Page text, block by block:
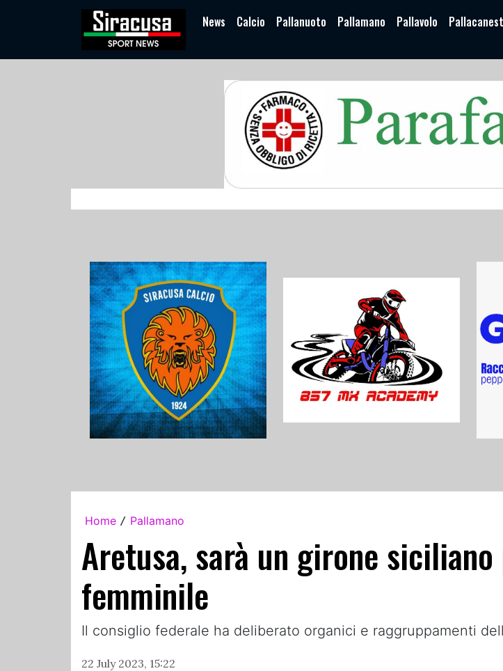
News Calcio Pallanuoto Pallamano Pallavolo
Home / Pallamano
Aretusa, sarà un girone
femminile
Il consiglio federale ha deliberato organici e raggruppamenti
22 July 2023, 15:22